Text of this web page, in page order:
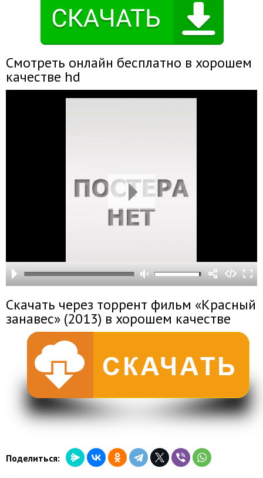
Смотреть онлайн бесплатно в хорошем
качестве hd
Скачать через торрент фильм «Красный
занавес» (2013) в хорошем качестве
Поделиться: